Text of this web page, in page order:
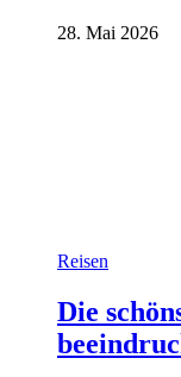
28. Mai 2026
Reisen
Die